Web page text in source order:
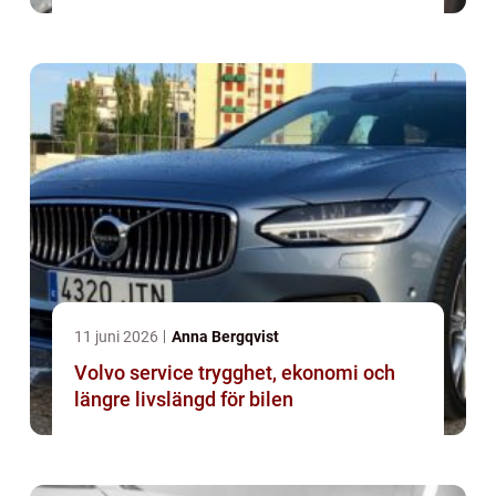
11 juni 2026 Anna Bergqvist
Volvo service trygghet, ekonomi och
längre livslängd för bilen